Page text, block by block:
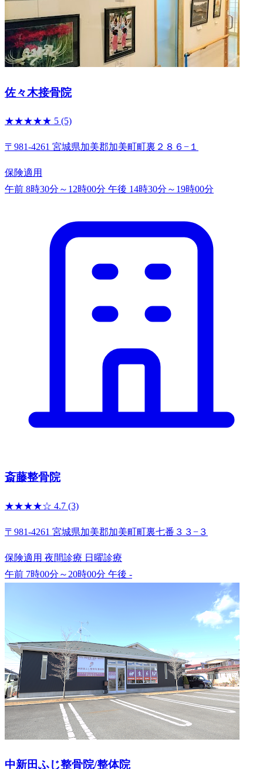
佐々木接骨院
★★★★★ 5 (5)
〒981-4261 宮城県加美郡加美町町裏２８６−１
保険適用
午前 8時30分～12時00分 午後 14時30分～19時00分
斎藤整骨院
★★★★☆ 4.7 (3)
〒981-4261 宮城県加美郡加美町町裏七番３３−３
保険適用 夜間診療 日曜診療
午前 7時00分～20時00分 午後 -
中新田ふじ整骨院/整体院